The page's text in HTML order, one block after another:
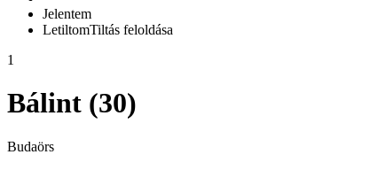
Jelentem
LetiltomTiltás feloldása
1
Bálint (30)
Budaörs